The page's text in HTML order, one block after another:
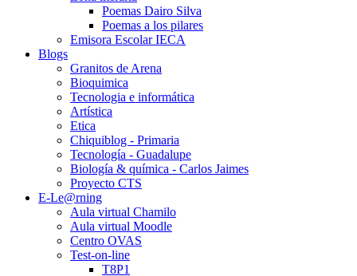
Poemas Dairo Silva
Poemas a los pilares
Emisora Escolar IECA
Blogs
Granitos de Arena
Bioquimica
Tecnologia e informática
Artística
Etica
Chiquiblog - Primaria
Tecnología - Guadalupe
Biología & química - Carlos Jaimes
Proyecto CTS
E-Le@rning
Aula virtual Chamilo
Aula virtual Moodle
Centro OVAS
Test-on-line
T8P1